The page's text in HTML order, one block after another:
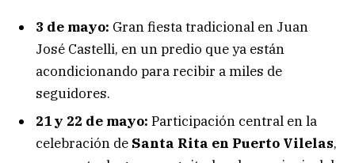
3 de mayo: Gran fiesta tradicional en Juan
José Castelli, en un predio que ya están
acondicionando para recibir a miles de
seguidores.
21 y 22 de mayo: Participación central en la
celebración de Santa Rita en Puerto Vilelas,